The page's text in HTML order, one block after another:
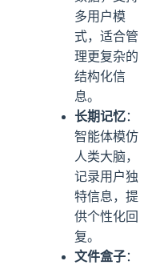
多用户模
式，适合管
理更复杂的
结构化信
息。
长期记忆：
智能体模仿
人类大脑，
记录用户独
特信息，提
供个性化回
复。
文件盒子：